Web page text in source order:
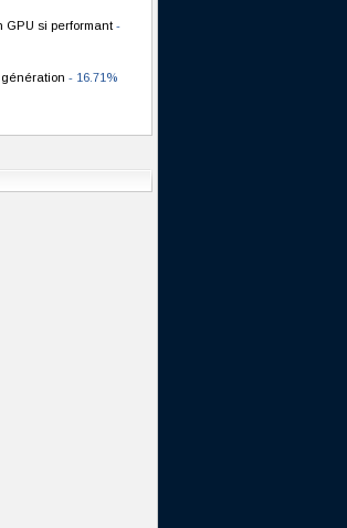
GPU si performant -
- 16.71%